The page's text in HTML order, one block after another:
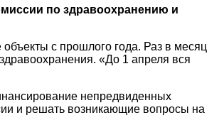
по здравоохранению и
с прошлого года. Раз в месяц
«До 1 апреля вся
непредвиденных
и решать возникающие вопросы на